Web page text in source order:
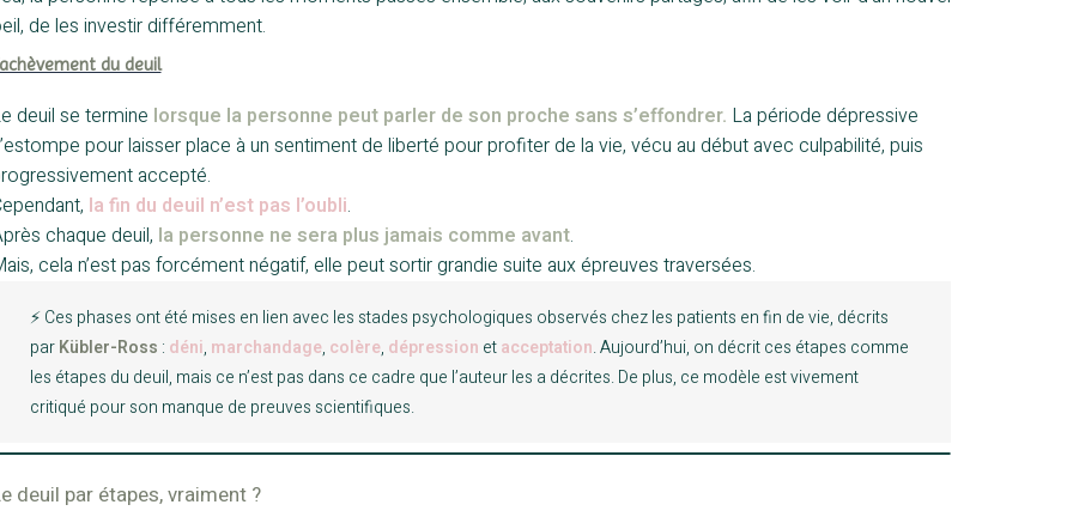
de les investir différemment.
du deuil
deuil se termine lorsque la personne peut parler de son proche sans s’effondrer. La période dépressive
pour laisser place à un sentiment de liberté pour profiter de la vie, vécu au début avec culpabilité, puis
accepté.
la fin du deuil n’est pas l’oubli.
chaque deuil, la personne ne sera plus jamais comme avant.
cela n’est pas forcément négatif, elle peut sortir grandie suite aux épreuves traversées.
⚡️ Ces phases ont été mises en lien avec les stades psychologiques observés chez les patients en fin de vie, décrits
parKübler-Ross : déni, marchandage, colère, dépression etacceptation. Aujourd’hui, on décrit ces étapes comme
les étapes du deuil, mais ce n’est pas dans ce cadre que l’auteur les a décrites. De plus, ce modèle est vivement
critiqué pour son manque de preuves scientifiques.
deuil par étapes, vraiment ?